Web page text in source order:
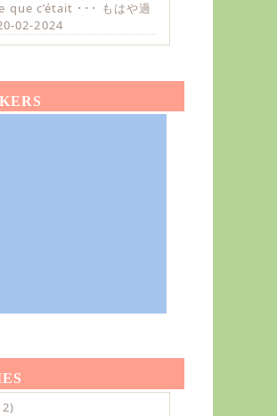
que c’était ･･･ もはや過
02-2024